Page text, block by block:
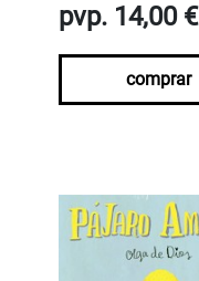
pvp. 14,00 €
comprar